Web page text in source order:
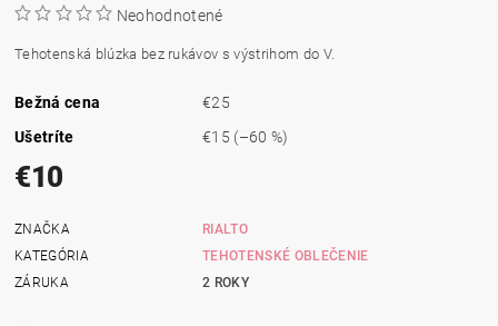
Neohodnotené
Tehotenská blúzka bez rukávov s výstrihom do V.
Bežná cena
€25
Ušetríte
€15 (–60 %)
€10
ZNAČKA
RIALTO
KATEGÓRIA
TEHOTENSKÉ OBLEČENIE
ZÁRUKA
2 ROKY